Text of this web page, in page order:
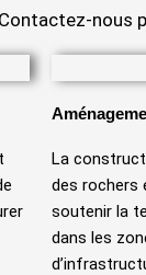
Contactez-nous
La
des rochers
soutenir la
dans les